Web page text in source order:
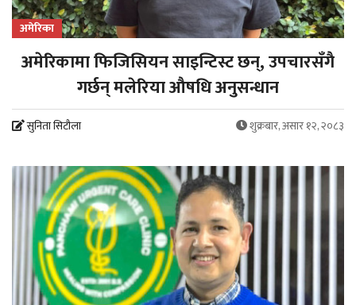
अमेरिका
अमेरिकामा फिजिसियन साइन्टिस्ट छन्, उपचारसँगै
गर्छन् मलेरिया औषधि अनुसन्धान
सुनिता सिटौला शुक्रबार, असार १२, २०८३